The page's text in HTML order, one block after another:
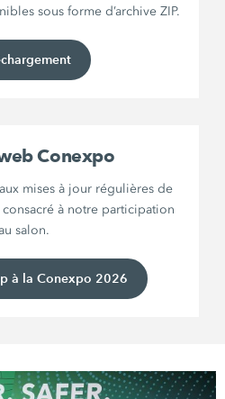
sous forme d’archive ZIP.
Conexpo
mises à jour régulières de
à notre participation
salon.
à la Conexpo 2026